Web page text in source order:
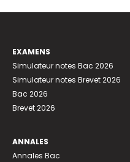
EXAMENS
Simulateur notes Bac 2026
Simulateur notes Brevet 2026
Bac 2026
Brevet 2026
ANNALES
Annales Bac